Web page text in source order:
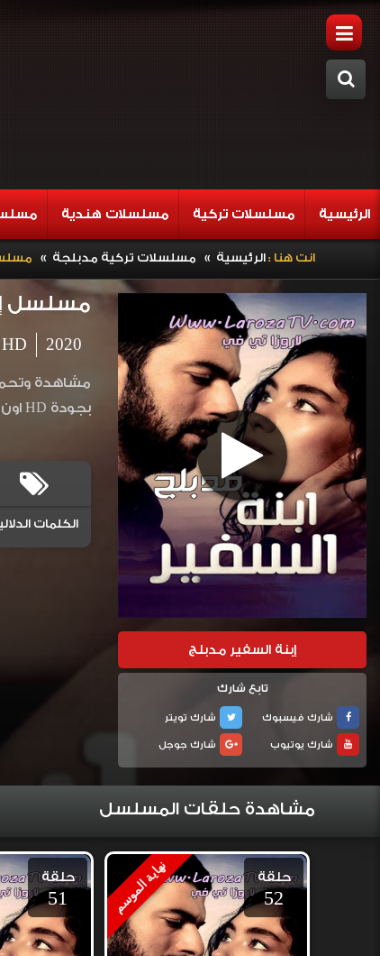
الرئيسية مسلسلات تركية مسلسلات هندية
انت هنا :الرئيسية » مسلسلات تركية مدبلجة » مسلسل
إبنة السفير مدبلج
تابع شارك
شارك فيسبوك
شارك تويتر
شارك يوتيوب
شارك جوجل
مسلسل إبنة
2020
HD
بجودة HD اون لاين وتحميل مباشر إبنة السفير حلقه 52
الكلمات
مشاهدة حلقات المسلسل
نهاية الموسم حلقة
52
حلقة
51